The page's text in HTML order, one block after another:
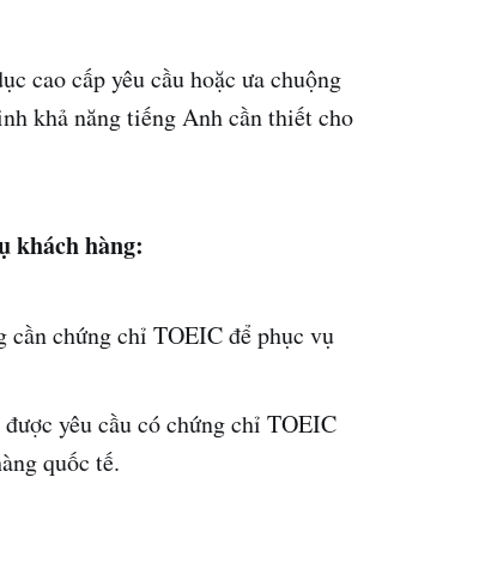
cao cấp yêu cầu hoặc ưa chuộng
khả năng tiếng Anh cần thiết cho
khách hàng:
chứng chỉ TOEIC để phục vụ
yêu cầu có chứng chỉ TOEIC
quốc tế.